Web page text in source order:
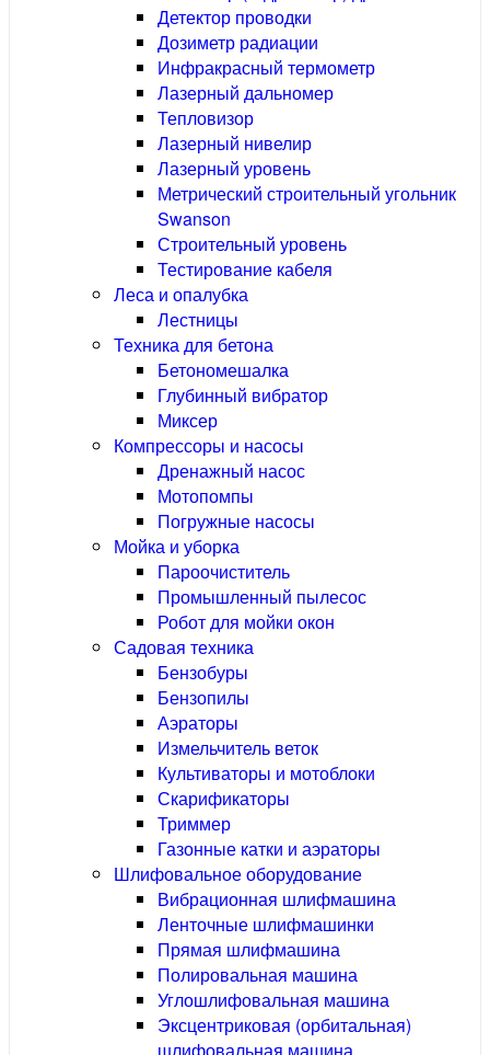
Детектор проводки
Дозиметр радиации
Инфракрасный термометр
Лазерный дальномер
Тепловизор
Лазерный нивелир
Лазерный уровень
Метрический строительный угольник
Swanson
Строительный уровень
Тестирование кабеля
Леса и опалубка
Лестницы
Техника для бетона
Бетономешалка
Глубинный вибратор
Миксер
Компрессоры и насосы
Дренажный насос
Мотопомпы
Погружные насосы
Мойка и уборка
Пароочиститель
Промышленный пылесос
Робот для мойки окон
Садовая техника
Бензобуры
Бензопилы
Аэраторы
Измельчитель веток
Культиваторы и мотоблоки
Скарификаторы
Триммер
Газонные катки и аэраторы
Шлифовальное оборудование
Вибрационная шлифмашина
Ленточные шлифмашинки
Прямая шлифмашина
Полировальная машина
Углошлифовальная машина
Эксцентриковая (орбитальная)